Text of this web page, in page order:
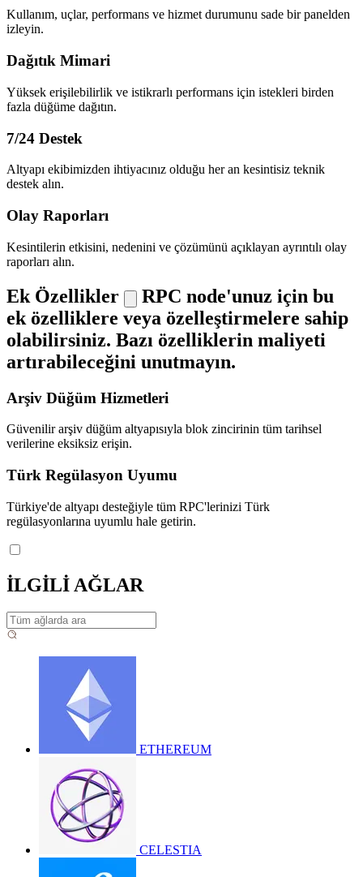
Kullanım, uçlar, performans ve hizmet durumunu sade bir panelden
izleyin.
Dağıtık Mimari
Yüksek erişilebilirlik ve istikrarlı performans için istekleri birden
fazla düğüme dağıtın.
7/24 Destek
Altyapı ekibimizden ihtiyacınız olduğu her an kesintisiz teknik
destek alın.
Olay Raporları
Kesintilerin etkisini, nedenini ve çözümünü açıklayan ayrıntılı olay
raporları alın.
Ek Özellikler
RPC node'unuz için bu
ek özelliklere veya özelleştirmelere sahip
olabilirsiniz. Bazı özelliklerin maliyeti
artırabileceğini unutmayın.
Arşiv Düğüm Hizmetleri
Güvenilir arşiv düğüm altyapısıyla blok zincirinin tüm tarihsel
verilerine eksiksiz erişin.
Türk Regülasyon Uyumu
Türkiye'de altyapı desteğiyle tüm RPC'lerinizi Türk
regülasyonlarına uyumlu hale getirin.
İLGİLİ AĞLAR
ETHEREUM
CELESTIA